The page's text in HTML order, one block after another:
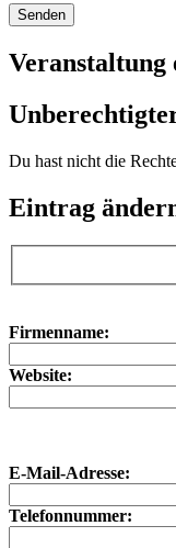
Veranstaltung
Du hast nicht die
Eintrag
Firmenname:
Website:
E-Mail-Adresse:
Telefonnummer: